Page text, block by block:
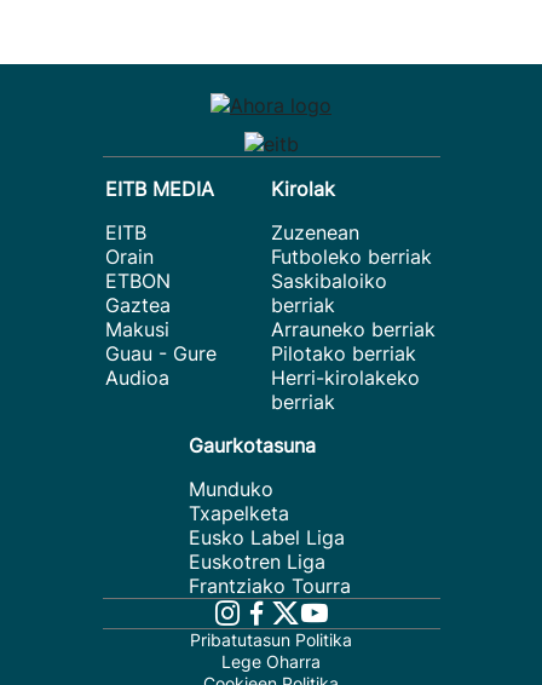
EITB MEDIA
EITB
Orain
ETBON
Gaztea
Makusi
Guau - Gure
Audioa
Kirolak
Zuzenean
Futboleko berriak
Saskibaloiko
berriak
Arrauneko berriak
Pilotako berriak
Herri-kirolakeko
berriak
Gaurkotasuna
Munduko
Txapelketa
Eusko Label Liga
Euskotren Liga
Frantziako Tourra
Pribatutasun Politika
Lege Oharra